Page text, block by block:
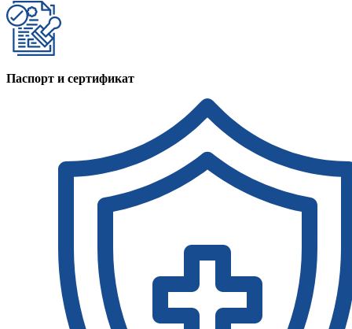
Паспорт и сертификат